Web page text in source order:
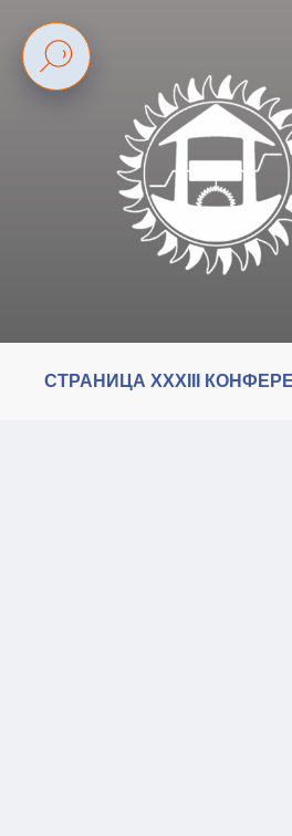
СТРАНИЦА XXXIII